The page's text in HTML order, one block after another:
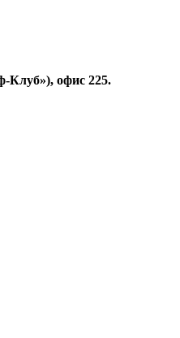
Клуб»), офис 225.